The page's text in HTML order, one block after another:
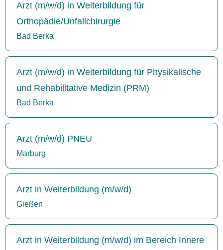
Arzt (m/w/d) in Weiterbildung für
Orthopädie/Unfallchirurgie
Bad Berka
Arzt (m/w/d) in Weiterbildung für Physikalische
und Rehabilitative Medizin (PRM)
Bad Berka
Arzt (m/w/d) PNEU
Marburg
Arzt in Weiterbildung (m/w/d)
Gießen
Arzt in Weiterbildung (m/w/d) im Bereich Innere